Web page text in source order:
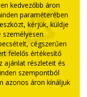
kedvezőbb áron
paraméterében
kérjük, küldje
személyesen
cégszerűen
felelős értékesítő
ajánlat részleteit és
szempontból
azonos áron kínáljuk